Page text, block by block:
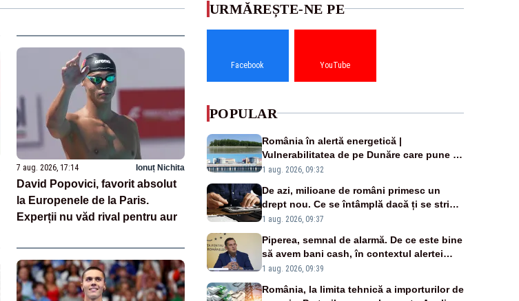
7 aug. 2026, 17:14 Ionuț Nichita
David Popovici, favorit absolut
la Europenele de la Paris.
Experții nu văd rival pentru aur
URMĂREȘTE-NE PE
Facebook YouTube
POPULAR
România în alertă energetică |
Vulnerabilitatea de pe Dunăre care pune în
pericol Centrala Cernavodă era cunoscută
1 aug. 2026, 09:32
De azi, milioane de români primesc un
drept nou. Ce se întâmplă dacă ți se strică
un produs
1 aug. 2026, 09:37
Piperea, semnal de alarmă. De ce este bine
să avem bani cash, în contextul alertei
energetice?
1 aug. 2026, 09:39
România, la limita tehnică a importurilor de